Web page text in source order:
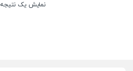
نمایش یک نتیجه